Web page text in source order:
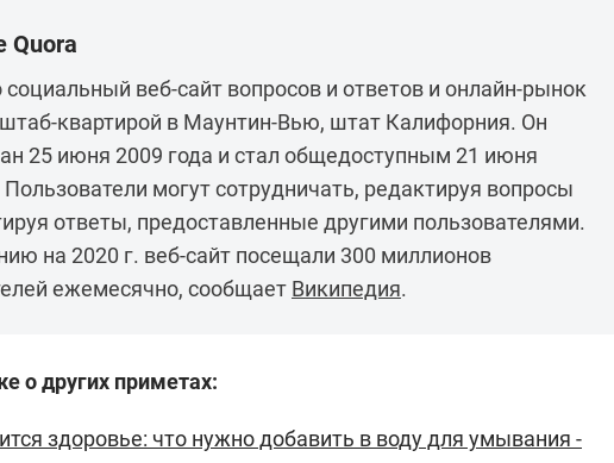
Quora
социальный веб-сайт вопросов и ответов и онлайн-рынок
квартирой в Маунтин-Вью, штат Калифорния. Он
25 июня 2009 года и стал общедоступным 21 июня
Пользователи могут сотрудничать, редактируя вопросы
ответы, предоставленные другими пользователями.
на 2020 г. веб-сайт посещали 300 миллионов
ежемесячно, сообщает Википедия.
о других приметах:
здоровье: что нужно добавить в воду для умывания -